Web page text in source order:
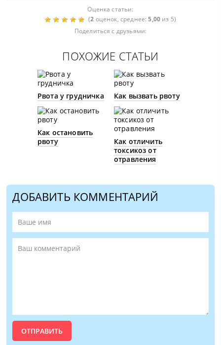
Оценка статьи:
(2 оценок, среднее:5,00 из 5)
Поделиться с друзьями:
ПОХОЖИЕ СТАТЬИ
Рвота у грудничка Как вызвать рвоту
Как остановить
рвоту
Как отличить
токсикоз от
отравления
ДОБАВИТЬ КОММЕНТАРИЙ